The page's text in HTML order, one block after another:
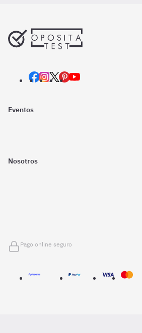
Eventos
Nosotros
Pago online seguro